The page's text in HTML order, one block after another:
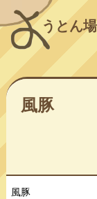
うとん
風豚
風豚